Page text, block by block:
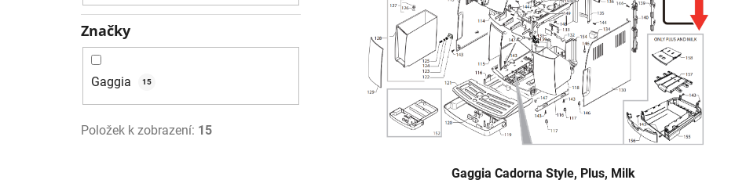
Značky
Gaggia 15
Položek k zobrazení: 15
Gaggia Cadorna Style, Plus, Milk